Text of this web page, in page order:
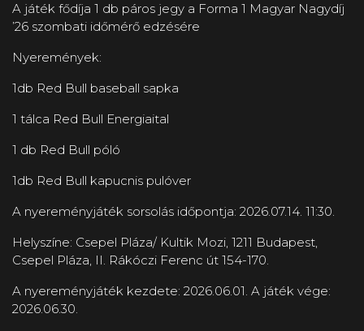
A játék fődíja 1 db páros jegy a Forma 1 Magyar Nagydíj
’26 szombati időmérő edzésére
Nyeremények:
1db Red Bull baseball sapka
1 tálca Red Bull Energiaital
1 db Red Bull póló
1db Red Bull kapucnis pulóver
A nyereményjáték sorsolás időpontja: 2026.07.14. 11:30.
Helyszíne: Csepel Pláza/ Kultik Mozi, 1211 Budapest,
Csepel Pláza, II. Rákóczi Ferenc út 154-170.
A nyereményjáték kezdete: 2026.06.01. A játék vége:
2026.06.30.